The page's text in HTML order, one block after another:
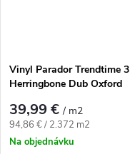
Vinyl Parador Trendtime 3
Herringbone Dub Oxford
39,99 €/ m2
Jednotková cena:
94,86 € / 2.372 m2
Na objednávku